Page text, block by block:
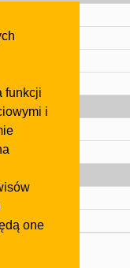
funkcji
i
one